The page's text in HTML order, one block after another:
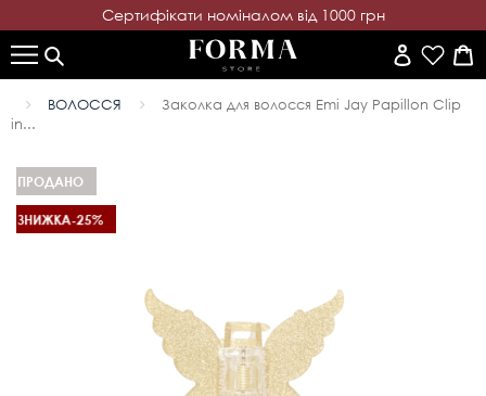
Cертифікати номіналом від 1000 грн
ВОЛОССЯ
Заколка для волосся Emi Jay Papillon Clip
in...
ПРОДАНО
ЗНИЖКА-25%